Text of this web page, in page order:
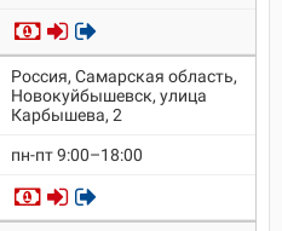
Россия, Самарская область,
Новокуйбышевск, улица
Карбышева, 2
пн-пт 9:00–18:00